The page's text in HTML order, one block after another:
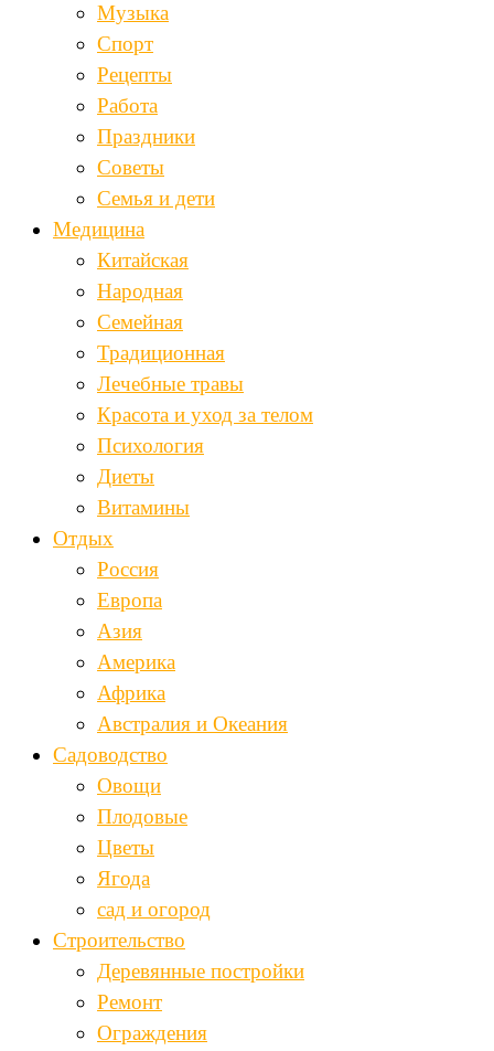
Музыка
Спорт
Рецепты
Работа
Праздники
Советы
Семья и дети
Медицина
Китайская
Народная
Семейная
Традиционная
Лечебные травы
Красота и уход за телом
Психология
Диеты
Витамины
Отдых
Россия
Европа
Азия
Америка
Африка
Австралия и Океания
Садоводство
Овощи
Плодовые
Цветы
Ягода
сад и огород
Строительство
Деревянные постройки
Ремонт
Ограждения